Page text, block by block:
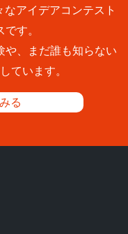
アイデアコンテスト
す。
や、まだ誰も知らない
ています。
る